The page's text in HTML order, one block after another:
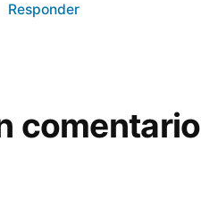
Responder
comentario